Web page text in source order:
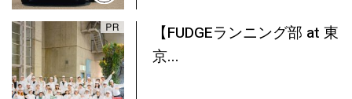
【FUDGEランニング部 at 東
京...